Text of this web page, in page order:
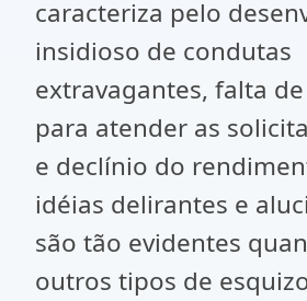
caracteriza pelo
insidioso de condutas
extravagantes, falta
para atender as
e declínio do
idéias delirantes e
são tão evidentes
outros tipos de